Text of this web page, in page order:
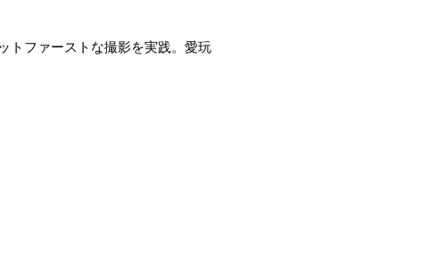
トファーストな撮影を実践。愛玩